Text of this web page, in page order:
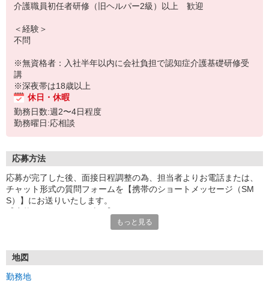
介護職員初任者研修（旧ヘルパー2級）以上 歓迎
＜経験＞
不問
※無資格者：入社半年以内に会社負担で認知症介護基礎研修受
講
※深夜帯は18歳以上
休日・休暇
勤務日数:週2〜4日程度
勤務曜日:応相談
応募方法
応募が完了した後、面接日程調整の為、担当者よりお電話または、
チャット形式の質問フォームを【携帯のショートメッセージ（SM
S）】にお送りいたします。
1.応募…Webもしくはお電話より応募ください。
※実技試験はドライバーの職種のみとなります。
もっと見る
地図
勤務地